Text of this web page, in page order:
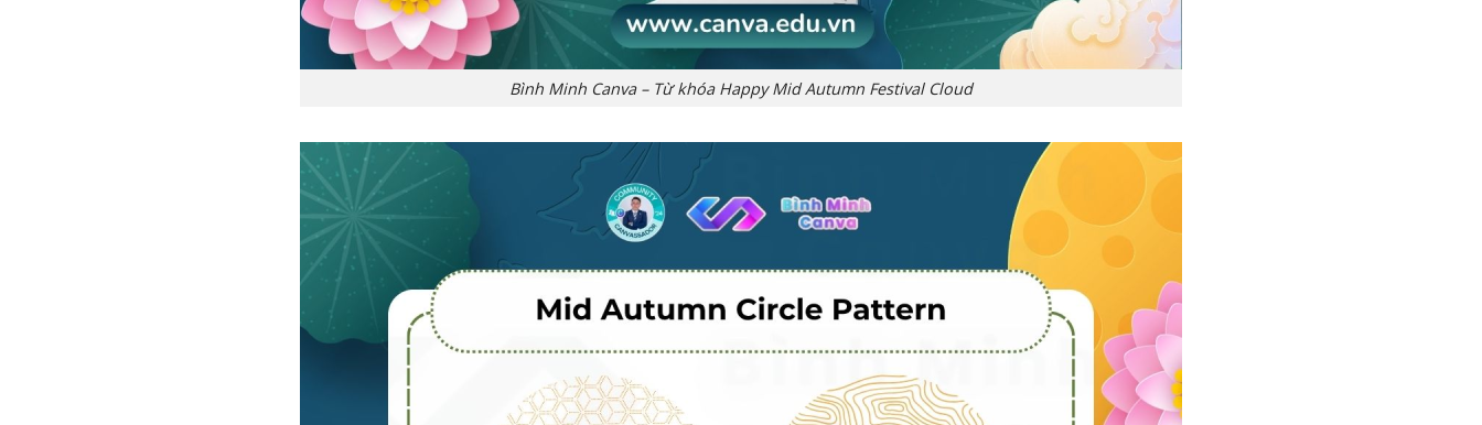
Bình Minh Canva – Từ khóa Happy Mid Autumn Festival Cloud